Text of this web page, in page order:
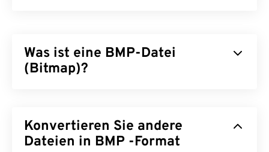
Was ist eine BMP-Datei
(Bitmap)?
Regel ohne Komprimierung. BMP verwendet eine
Punktmatrix-Datenstruktur namens
Konvertieren Sie andere
Dateien in BMP -Format